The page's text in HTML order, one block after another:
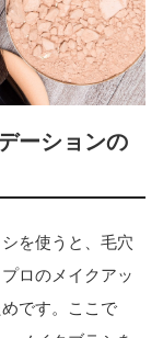
ーションの
を使うと、毛穴
ロのメイクアッ
です。ここで